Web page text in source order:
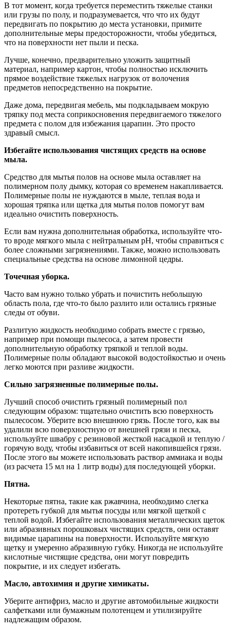
В тот момент, когда требуется переместить тяжелые станки
или грузы по полу, и подразумевается, что что их будут
передвигать по покрытию до места установки, примите
дополнительные меры предосторожности, чтобы убедиться,
что на поверхности нет пыли и песка.
Лучше, конечно, предварительно уложить защитный
материал, например картон, чтобы полностью исключить
прямое воздействие тяжелых нагрузок от волочения
предметов непосредственно на покрытие.
Даже дома, передвигая мебель, мы подкладываем мокрую
тряпку под места соприкосновения передвигаемого тяжелого
предмета с полом для избежания царапин. Это просто
здравый смысл.
Избегайте использования чистящих средств на основе
мыла.
Средство для мытья полов на основе мыла оставляет на
полимерном полу дымку, которая со временем накапливается.
Полимерные полы не нуждаются в мыле, теплая вода и
хорошая тряпка или щетка для мытья полов помогут вам
идеально очистить поверхность.
Если вам нужна дополнительная обработка, используйте что-
то вроде мягкого мыла с нейтральным pH, чтобы справиться с
более сложными загрязнениями. Также, можно использовать
специальные средства на основе лимонной цедры.
Точечная уборка.
Часто вам нужно только убрать и почистить небольшую
область пола, где что-то было разлито или остались грязные
следы от обуви.
Разлитую жидкость необходимо собрать вместе с грязью,
например при помощи пылесоса, а затем провести
дополнительную обработку тряпкой и теплой воды.
Полимерные полы обладают высокой водостойкостью и очень
легко моются при разливе жидкости.
Сильно загрязненные полимерные полы.
Лучший способ очистить грязный полимерный пол
следующим образом: тщательно очистить всю поверхность
пылесосом. Уберите всю внешнюю грязь. После того, как вы
удалили всю поверхностную от внешней грязи и песка,
используйте швабру с резиновой жесткой насадкой и теплую /
горячую воду, чтобы избавиться от всей накопившейся грязи.
После этого вы можете использовать раствор аммиака и воды
(из расчета 15 мл на 1 литр воды) для последующей уборки.
Пятна.
Некоторые пятна, такие как ржавчина, необходимо слегка
протереть губкой для мытья посуды или мягкой щеткой с
теплой водой. Избегайте использования металлических щеток
или абразивных порошковых чистящих средств, они оставят
видимые царапины на поверхности. Используйте мягкую
щетку и умеренно абразивную губку. Никогда не используйте
кислотные чистящие средства, они могут повредить
покрытие, и их следует избегать.
Масло, автохимия и другие химикаты.
Уберите антифриз, масло и другие автомобильные жидкости
салфетками или бумажным полотенцем и утилизируйте
надлежащим образом.